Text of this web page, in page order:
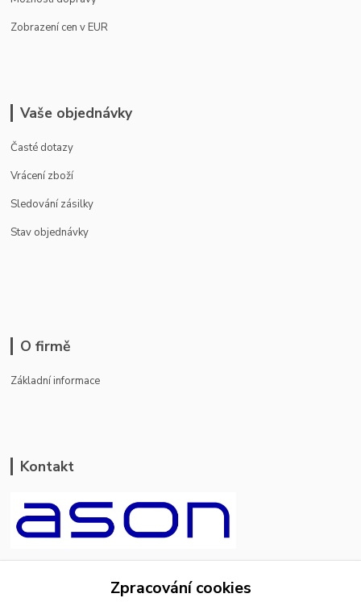
Zobrazení cen v EUR
Vaše objednávky
Časté dotazy
Vrácení zboží
Sledování zásilky
Stav objednávky
O firmě
Základní informace
Kontakt
Zpracování cookies